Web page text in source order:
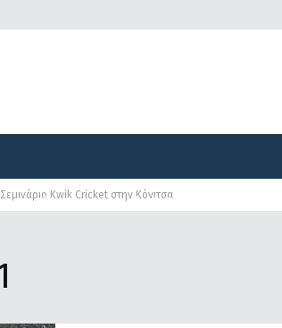
Κρίκετ Διοργανώσεις
Kwik Cricket στην Κόνιτσα